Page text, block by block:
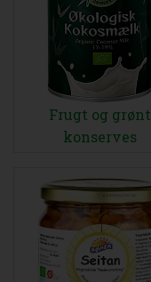
Frugt og grønt
konserves